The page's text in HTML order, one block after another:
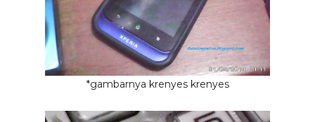
*gambarnya krenyes krenyes